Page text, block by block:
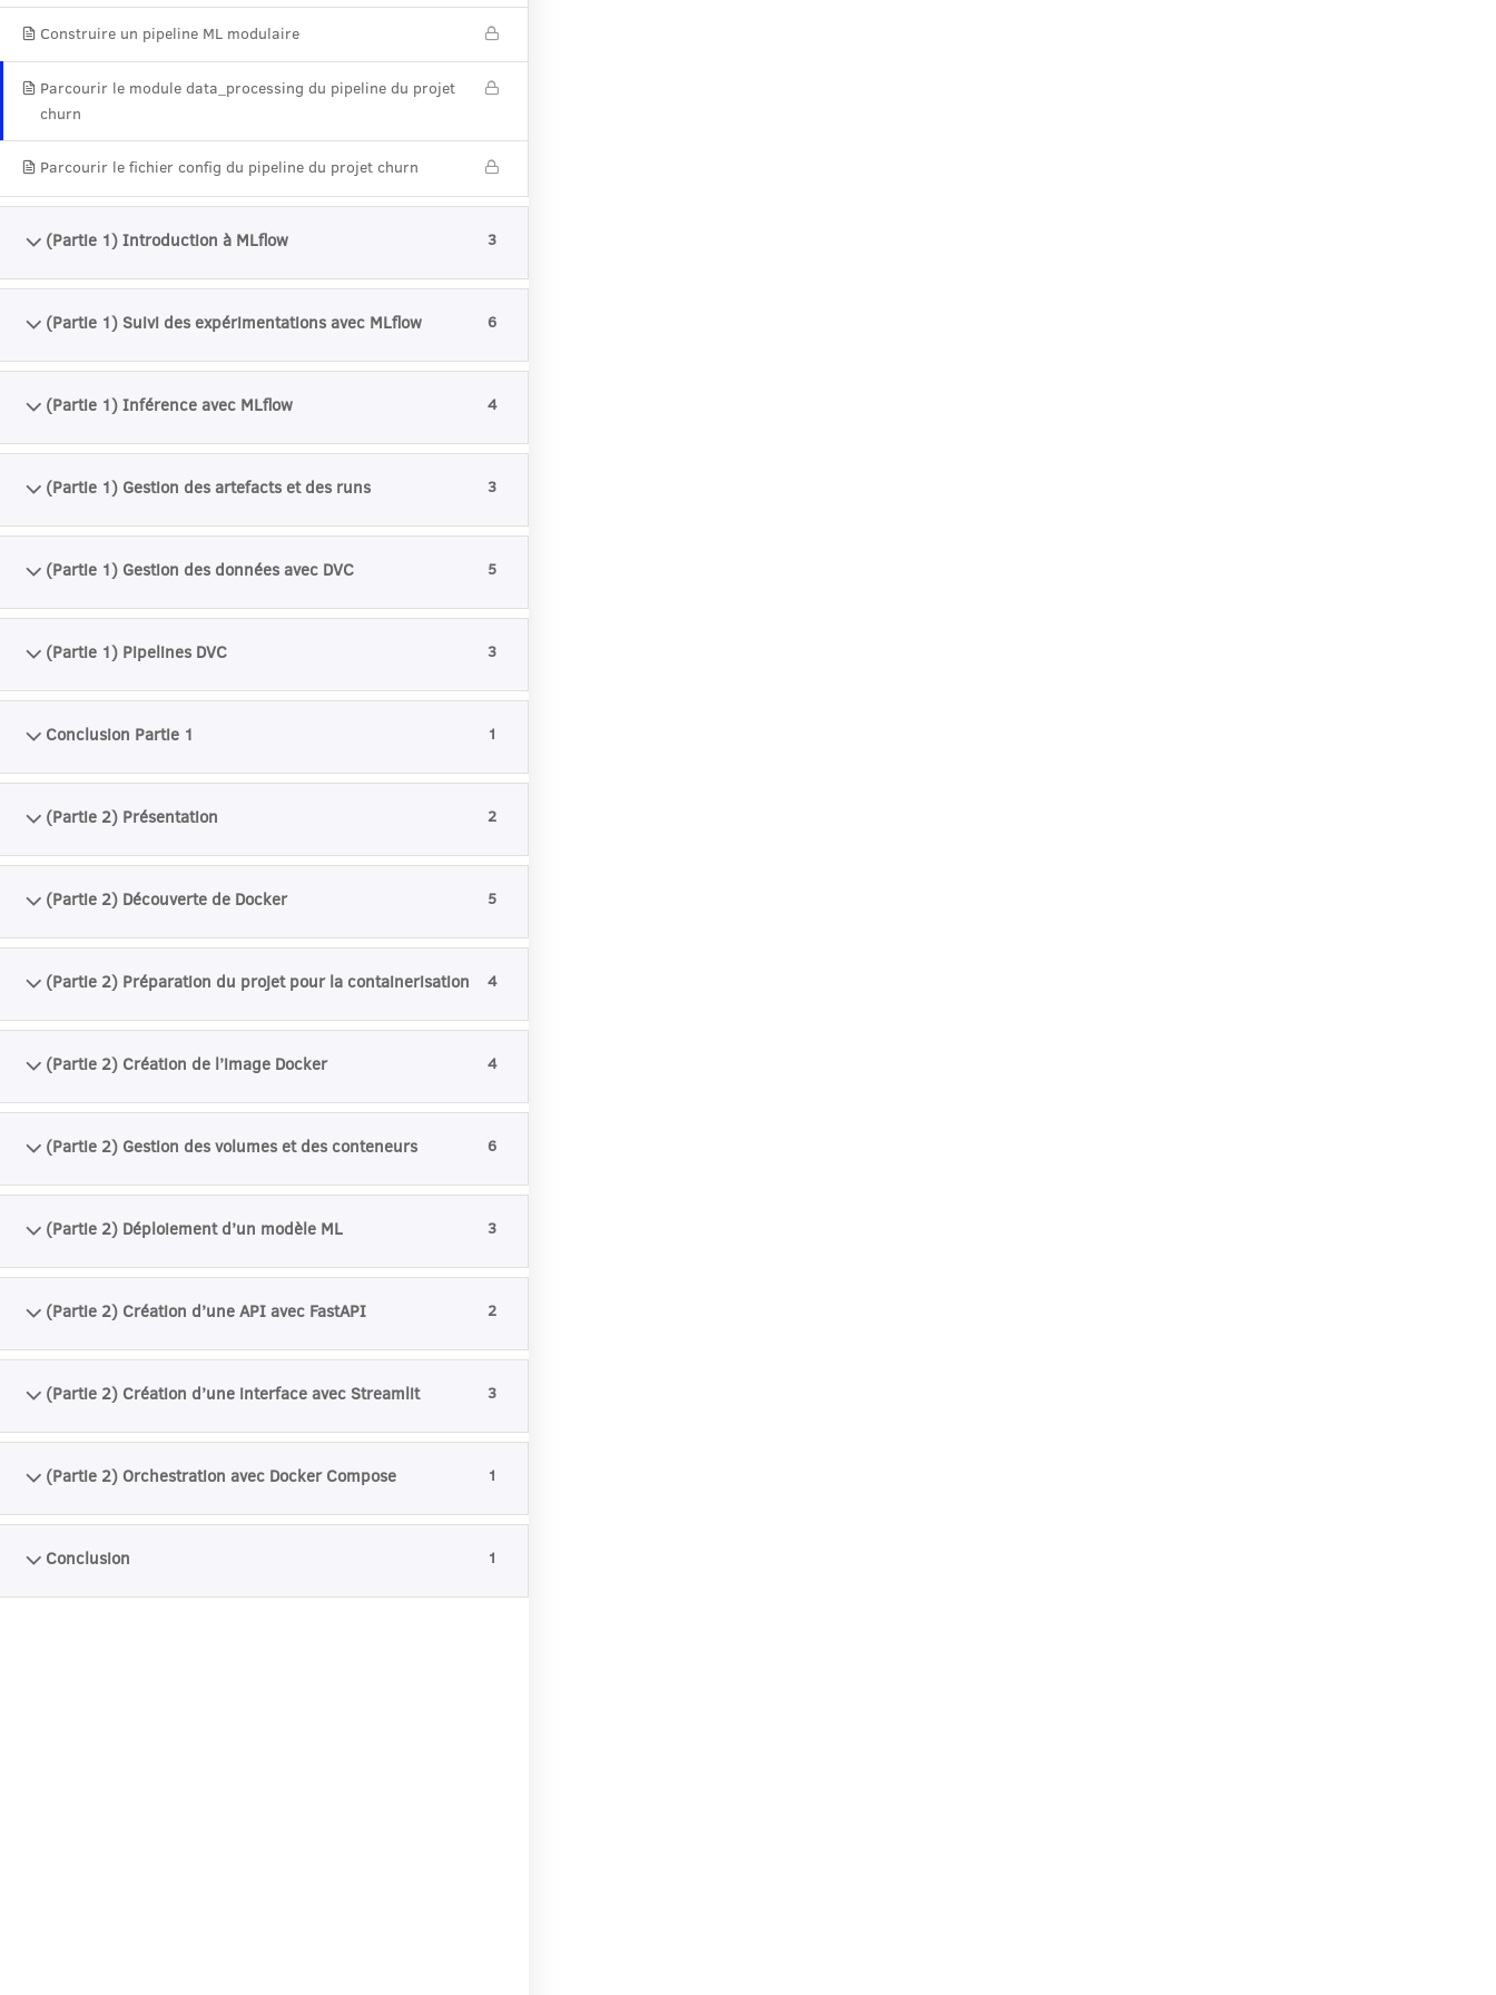
Construire un pipeline ML modulaire
Parcourir le module data_processing du pipeline du projet
churn
Parcourir le fichier config du pipeline du projet churn
(Partie 1) Introduction à MLflow 3
(Partie 1) Suivi des expérimentations avec MLflow 6
(Partie 1) Inférence avec MLflow 4
(Partie 1) Gestion des artefacts et des runs 3
(Partie 1) Gestion des données avec DVC 5
(Partie 1) Pipelines DVC 3
Conclusion Partie 1 1
(Partie 2) Présentation 2
(Partie 2) Découverte de Docker 5
(Partie 2) Préparation du projet pour la containerisation 4
(Partie 2) Création de l’image Docker 4
(Partie 2) Gestion des volumes et des conteneurs 6
(Partie 2) Déploiement d’un modèle ML 3
(Partie 2) Création d’une API avec FastAPI 2
(Partie 2) Création d’une interface avec Streamlit 3
(Partie 2) Orchestration avec Docker Compose 1
Conclusion 1
NOS APPRENANTS CERTIFIÉS
NOS CERTIFICATIONS